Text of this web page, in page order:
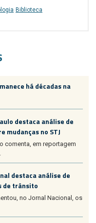
Biblioteca
há décadas na
destaca análise de
mudanças no STJ
comenta, em reportagem
destaca análise de
de trânsito
no Jornal Nacional, os